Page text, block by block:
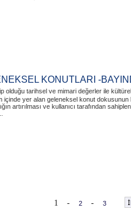
KONUTLARI -
olduğu tarihsel ve mimari değerler ile
içinde yer alan geleneksel konut
artırılması ve kullanıcı tarafından
1 - 2 - 3